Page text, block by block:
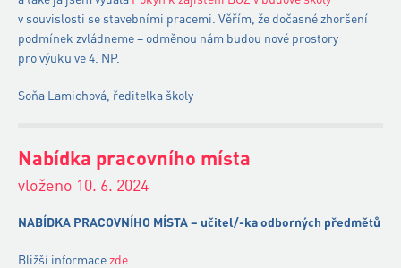
v souvislosti se stavebními pracemi. Věřím, že dočasné zhoršení
podmínek zvládneme – odměnou nám budou nové prostory
pro výuku ve 4. NP.
Soňa Lamichová, ředitelka školy
Nabídka pracovního místa
vloženo 10. 6. 2024
NABÍDKA PRACOVNÍHO MÍSTA – učitel/-ka odborných předmětů
Bližší informace zde